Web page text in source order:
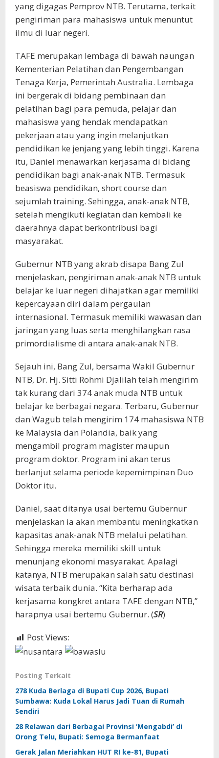
yang digagas Pemprov NTB. Terutama, terkait
pengiriman para mahasiswa untuk menuntut
ilmu di luar negeri.
TAFE merupakan lembaga di bawah naungan
Kementerian Pelatihan dan Pengembangan
Tenaga Kerja, Pemerintah Australia. Lembaga
ini bergerak di bidang pembinaan dan
pelatihan bagi para pemuda, pelajar dan
mahasiswa yang hendak mendapatkan
pekerjaan atau yang ingin melanjutkan
pendidikan ke jenjang yang lebih tinggi. Karena
itu, Daniel menawarkan kerjasama di bidang
pendidikan bagi anak-anak NTB. Termasuk
beasiswa pendidikan, short course dan
sejumlah training. Sehingga, anak-anak NTB,
setelah mengikuti kegiatan dan kembali ke
daerahnya dapat berkontribusi bagi
masyarakat.
Gubernur NTB yang akrab disapa Bang Zul
menjelaskan, pengiriman anak-anak NTB untuk
belajar ke luar negeri dihajatkan agar memiliki
kepercayaan diri dalam pergaulan
internasional. Termasuk memiliki wawasan dan
jaringan yang luas serta menghilangkan rasa
primordialisme di antara anak-anak NTB.
Sejauh ini, Bang Zul, bersama Wakil Gubernur
NTB, Dr. Hj. Sitti Rohmi Djalilah telah mengirim
tak kurang dari 374 anak muda NTB untuk
belajar ke berbagai negara. Terbaru, Gubernur
dan Wagub telah mengirim 174 mahasiswa NTB
ke Malaysia dan Polandia, baik yang
mengambil program magister maupun
program doktor. Program ini akan terus
berlanjut selama periode kepemimpinan Duo
Doktor itu.
Daniel, saat ditanya usai bertemu Gubernur
menjelaskan ia akan membantu meningkatkan
kapasitas anak-anak NTB melalui pelatihan.
Sehingga mereka memiliki skill untuk
menunjang ekonomi masyarakat. Apalagi
katanya, NTB merupakan salah satu destinasi
wisata terbaik dunia. “Kita berharap ada
kerjasama kongkret antara TAFE dengan NTB,”
harapnya usai bertemu Gubernur. (SR)
Post Views:
Posting Terkait
278 Kuda Berlaga di Bupati Cup 2026, Bupati
Sumbawa: Kuda Lokal Harus Jadi Tuan di Rumah
Sendiri
28 Relawan dari Berbagai Provinsi ‘Mengabdi’ di
Orong Telu, Bupati: Semoga Bermanfaat
Gerak Jalan Meriahkan HUT RI ke-81, Bupati